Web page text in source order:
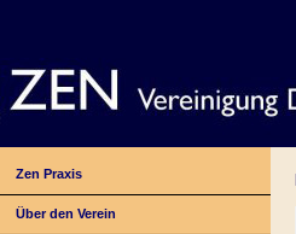
Zen Praxis
Über den Verein